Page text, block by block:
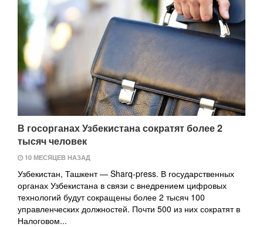
В госорганах Узбекистана сократят более 2
тысяч человек
10 МЕСЯЦЕВ НАЗАД
Узбекистан, Ташкент — Sharq-press. В государственных
органах Узбекистана в связи с внедрением цифровых
технологий будут сокращены более 2 тысяч 100
управленческих должностей. Почти 500 из них сократят в
Налоговом...